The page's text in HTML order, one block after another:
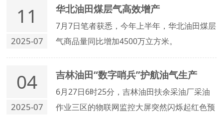
两侧均匀固定，关闭碟阀，对进口侧施压，在
出口侧观察有无泄露现象，在管道进行强度实
验前，应将碟板打开，防止损坏密封副。
11
2025-07
华北油田煤层气高效增产
7月7日笔者获悉，今年上半年，华北油田煤层
气商品量同比增加4500万立方米。
04
2025-07
吉林油田“数字哨兵”护航油气生产
6月27日6时25分，吉林油田扶余采油厂采油
作业三区的物联网监控大屏突然闪烁起红色预